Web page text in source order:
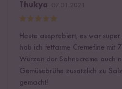
Thukya
Heute ausprobiert, es war
hab ich fettarme Cremefine mit
Würzen der Sahnecreme auch
Gemüsebrühe zusätzlich zu
gemacht!